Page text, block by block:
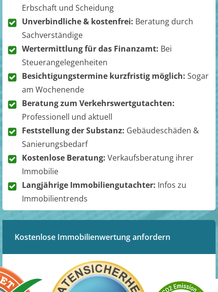
Erbschaft und Scheidung
Unverbindliche & kostenfrei: Beratung durch
Sachverständige
Wertermittlung für das Finanzamt: Bei
Steuerangelegenheiten
Besichtigungstermine kurzfristig möglich: Sogar
am Wochenende
Beratung zum Verkehrswertgutachten:
Professionell und aktuell
Feststellung der Substanz: Gebäudeschäden &
Sanierungsbedarf
Kostenlose Beratung: Verkaufsberatung ihrer
Immobilie
Langjährige Immobiliengutachter: Infos zu
Immobilientrends
Kostenlose Immobilienwertung anfordern